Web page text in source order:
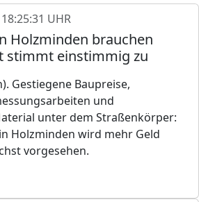
UHR
Holzminden brauchen
stimmt einstimmig zu
Gestiegene Baupreise,
und
unter dem Straßenkörper:
Holzminden wird mehr Geld
vorgesehen.